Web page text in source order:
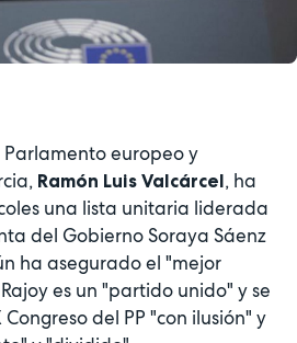
europeo y
Ramón Luis Valcárcel, ha
una lista unitaria liderada
del Gobierno Soraya Sáenz
ha asegurado el "mejor
es un "partido unido" y se
del PP "con ilusión" y